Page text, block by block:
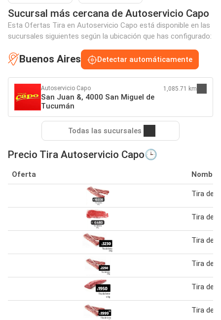
Sucursal más cercana de Autoservicio Capo
Esta Ofertas Tira en Autoservicio Capo está disponible en las
sucursales siguientes según la ubicación que has configurado:
Buenos Aires Detectar automáticamente
Autoservicio Capo
San Juan &, 4000 San Miguel de
Tucumán
1,085.71 km
Todas las sucursales
Precio Tira Autoservicio Capo🕒
Oferta Nombre
Tira de
Tira de
Tira de
Tira de
Tira de
Tira de